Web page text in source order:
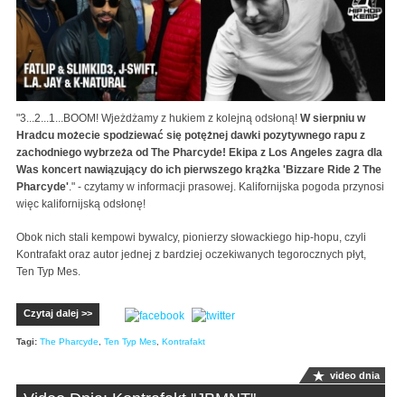
"3...2...1...BOOM! Wjeżdżamy z hukiem z kolejną odsłoną! W sierpniu w
Hradcu możecie spodziewać się potężnej dawki pozytywnego rapu z
zachodniego wybrzeża od The Pharcyde! Ekipa z Los Angeles zagra dla
Was koncert nawiązujący do ich pierwszego krążka 'Bizzare Ride 2 The
Pharcyde' ." - czytamy w informacji prasowej. Kalifornijska pogoda przynosi
więc kalifornijską odsłonę!
Obok nich stali kempowi bywalcy, pionierzy słowackiego hip-hopu, czyli
Kontrafakt oraz autor jednej z bardziej oczekiwanych tegorocznych płyt,
Ten Typ Mes.
Czytaj dalej >>
Tagi: The Pharcyde Ten Typ Mes Kontrafakt
video dnia